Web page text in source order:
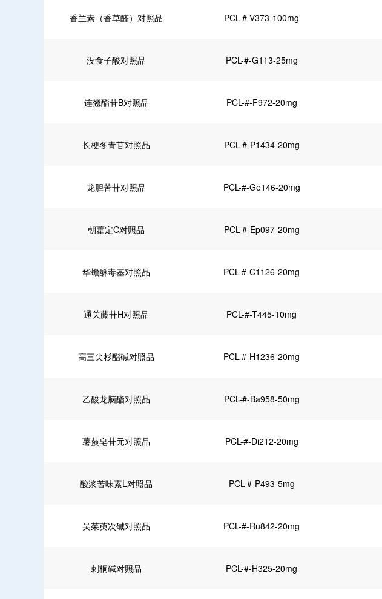
香兰素（香草醛）对照品 PCL-#-V373-100mg
没食子酸对照品 PCL-#-G113-25mg
连翘酯苷B对照品 PCL-#-F972-20mg
长梗冬青苷对照品 PCL-#-P1434-20mg
龙胆苦苷对照品 PCL-#-Ge146-20mg
朝藿定C对照品 PCL-#-Ep097-20mg
华蟾酥毒基对照品 PCL-#-C1126-20mg
通关藤苷H对照品 PCL-#-T445-10mg
高三尖杉酯碱对照品 PCL-#-H1236-20mg
乙酸龙脑酯对照品 PCL-#-Ba958-50mg
薯蓣皂苷元对照品 PCL-#-Di212-20mg
酸浆苦味素L对照品 PCL-#-P493-5mg
吴茱萸次碱对照品 PCL-#-Ru842-20mg
刺桐碱对照品 PCL-#-H325-20mg